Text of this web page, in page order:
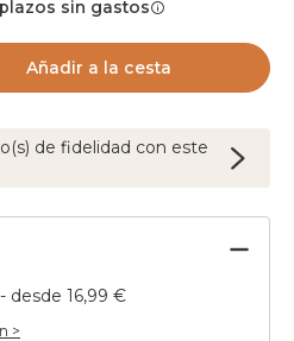
sin gastos
Añadir a la cesta
de fidelidad con este
desde 16,99 €
>